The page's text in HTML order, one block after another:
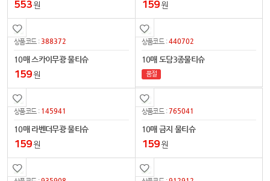
553원 159원
상품코드 :388372
10매 스카이무광 물티슈
159원
상품코드 :440702
10매 도담3종물티슈
품절
상품코드 : 145941
10매 라벤더무광 물티슈
159원
상품코드 :765041
10매 금지 물티슈
159원